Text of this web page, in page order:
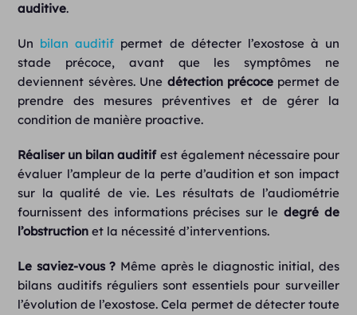
auditive.
Un bilan auditif permet de détecter l’exostose à un
stade précoce, avant que les symptômes ne
deviennent sévères. Une détection précocepermet de
prendre des mesures préventives et de gérer la
condition de manière proactive.
Réaliser un bilan auditifest également nécessaire pour
évaluer l’ampleur de la perte d’audition et son impact
sur la qualité de vie. Les résultats de l’audiométrie
fournissent des informations précises sur le degré de
l’obstruction et la nécessité d’interventions.
Le saviez-vous ? Même après le diagnostic initial, des
bilans auditifs réguliers sont essentiels pour surveiller
l’évolution de l’exostose. Cela permet de détecter toute